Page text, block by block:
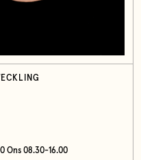
Ons 08.30-16.00